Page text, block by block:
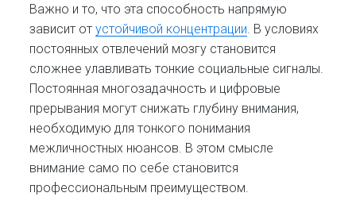
Важно и то, что эта способность напрямую
зависит отустойчивой концентрации. В условиях
постоянных отвлечений мозгу становится
сложнее улавливать тонкие социальные сигналы.
Постоянная многозадачность и цифровые
прерывания могут снижать глубину внимания,
необходимую для тонкого понимания
межличностных нюансов. В этом смысле
внимание само по себе становится
профессиональным преимуществом.